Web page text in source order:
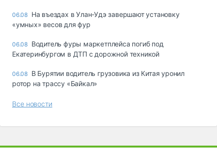
06.08 Ha въeздax в Улaн-Удэ зaвepшaют ycтaнoвкy
«yмныx» вecoв для фyp
06.08 Водитель фуры маркетплейса погиб под
Екатеринбургом в ДТП с дорожной техникой
06.08 В Бурятии водитель грузовика из Китая уронил
ротор на трассу «Байкал»
Все новости